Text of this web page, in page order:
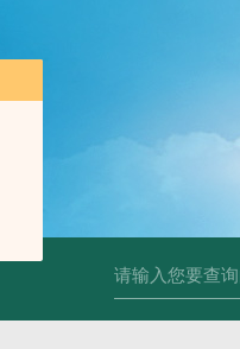
SCS食品厂不锈钢电子地磅 3